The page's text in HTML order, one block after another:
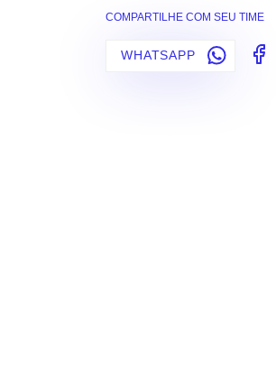
COMPARTILHE COM SEU TIME
WHATSAPP